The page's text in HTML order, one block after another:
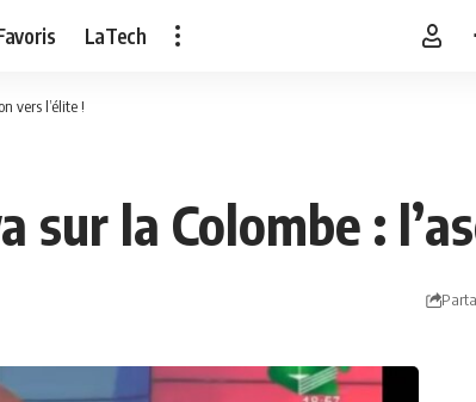
LaTech
vers l’élite !
sur la Colombe :